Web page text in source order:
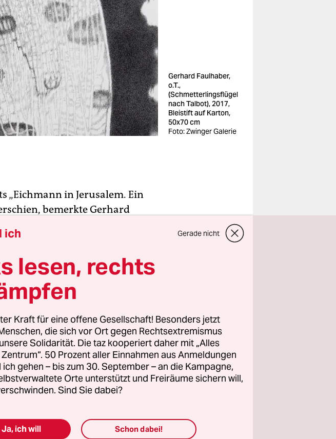
Gerhard Faulhaber,
o.T.,
(Schmetterlingsflügel
nach Talbot), 2017,
Bleistift auf Karton,
50x70 cm
Foto: Zwinger Galerie
„Eichmann in Jerusalem. Ein
bemerkte Gerhard
Weltkrieg kam, sich als
Fleisch zu essen, mit den
wirre Reden hielt.
NS-Zeiten in eine Klinik
Familie über ihn
er sich auf die Suche nach
in der erzkatholischen
Fleischersohn, der
ich Gerade nicht
lesen, rechts
Kraft für eine offene Gesellschaft! Besonders jetzt
die sich vor Ort gegen Rechtsextremismus
Solidarität. Die taz kooperiert daher mit „Alles
50 Prozent aller Einnahmen aus Anmeldungen
ich gehen – bis zum 30. September – an die Kampagne,
Orte unterstützt und Freiräume sichern will,
Sind Sie dabei?
Ja, ich will Schon dabei!